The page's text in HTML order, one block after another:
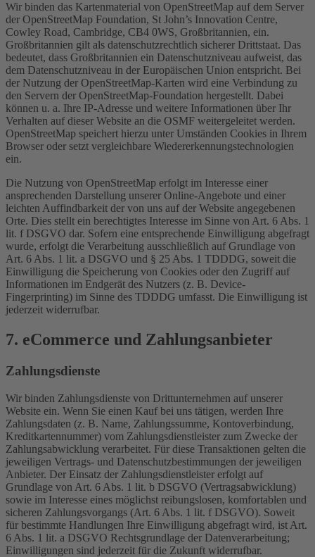
Wir binden das Kartenmaterial von OpenStreetMap auf dem Server
der OpenStreetMap Foundation, St John’s Innovation Centre,
Cowley Road, Cambridge, CB4 0WS, Großbritannien, ein.
Großbritannien gilt als datenschutzrechtlich sicherer Drittstaat. Das
bedeutet, dass Großbritannien ein Datenschutzniveau aufweist, das
dem Datenschutzniveau in der Europäischen Union entspricht. Bei
der Nutzung der OpenStreetMap-Karten wird eine Verbindung zu
den Servern der OpenStreetMap-Foundation hergestellt. Dabei
können u. a. Ihre IP-Adresse und weitere Informationen über Ihr
Verhalten auf dieser Website an die OSMF weitergeleitet werden.
OpenStreetMap speichert hierzu unter Umständen Cookies in Ihrem
Browser oder setzt vergleichbare Wiedererkennungstechnologien
ein.
Die Nutzung von OpenStreetMap erfolgt im Interesse einer
ansprechenden Darstellung unserer Online-Angebote und einer
leichten Auffindbarkeit der von uns auf der Website angegebenen
Orte. Dies stellt ein berechtigtes Interesse im Sinne von Art. 6 Abs. 1
lit. f DSGVO dar. Sofern eine entsprechende Einwilligung abgefragt
wurde, erfolgt die Verarbeitung ausschließlich auf Grundlage von
Art. 6 Abs. 1 lit. a DSGVO und § 25 Abs. 1 TDDDG, soweit die
Einwilligung die Speicherung von Cookies oder den Zugriff auf
Informationen im Endgerät des Nutzers (z. B. Device-
Fingerprinting) im Sinne des TDDDG umfasst. Die Einwilligung ist
jederzeit widerrufbar.
7. eCommerce und Zahlungs­anbieter
Zahlungsdienste
Wir binden Zahlungsdienste von Drittunternehmen auf unserer
Website ein. Wenn Sie einen Kauf bei uns tätigen, werden Ihre
Zahlungsdaten (z. B. Name, Zahlungssumme, Kontoverbindung,
Kreditkartennummer) vom Zahlungsdienstleister zum Zwecke der
Zahlungsabwicklung verarbeitet. Für diese Transaktionen gelten die
jeweiligen Vertrags- und Datenschutzbestimmungen der jeweiligen
Anbieter. Der Einsatz der Zahlungsdienstleister erfolgt auf
Grundlage von Art. 6 Abs. 1 lit. b DSGVO (Vertragsabwicklung)
sowie im Interesse eines möglichst reibungslosen, komfortablen und
sicheren Zahlungsvorgangs (Art. 6 Abs. 1 lit. f DSGVO). Soweit
für bestimmte Handlungen Ihre Einwilligung abgefragt wird, ist Art.
6 Abs. 1 lit. a DSGVO Rechtsgrundlage der Datenverarbeitung;
Einwilligungen sind jederzeit für die Zukunft widerrufbar.